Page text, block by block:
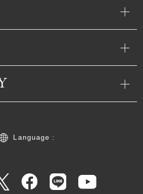
Language :